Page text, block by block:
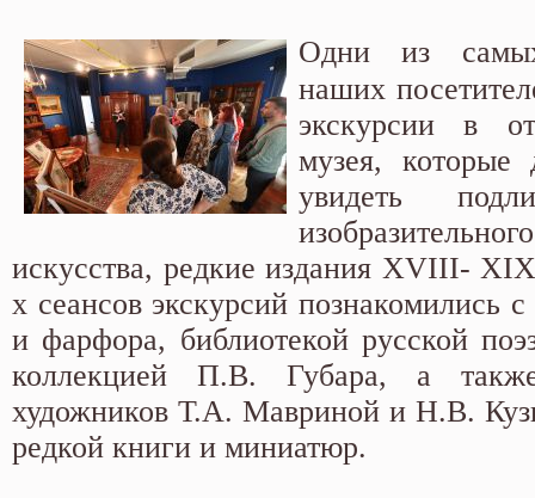
Одни из
наших
экскурсии в
музея, которые
увидеть
искусства, редкие издания XVIII-
х сеансов экскурсий познакомились
и фарфора, библиотекой русской
коллекцией П.В. Губара, а
художников Т.А. Мавриной и Н.В.
редкой книги и миниатюр.